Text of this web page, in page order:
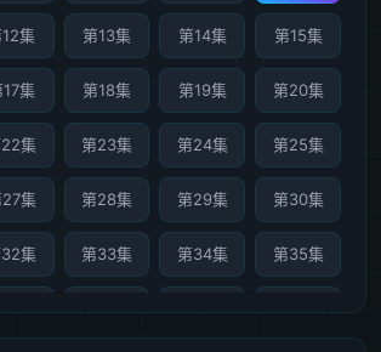
12集 第13集 第14集 第15集
17集 第18集 第19集 第20集
集 第23集 第24集 第25集
27集 第28集 第29集 第30集
集 第33集 第34集 第35集